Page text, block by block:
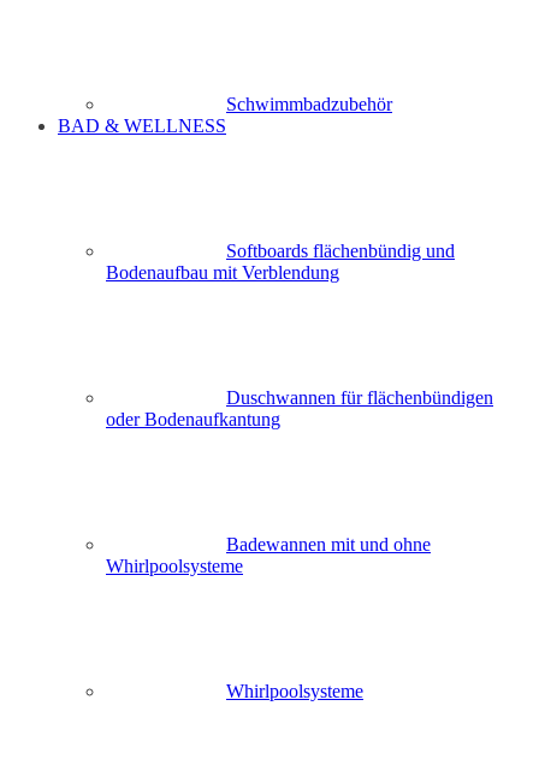
Schwimmbadzubehör
BAD & WELLNESS
Softboards flächenbündig und
Bodenaufbau mit Verblendung
Duschwannen für flächenbündigen
oder Bodenaufkantung
Badewannen mit und ohne
Whirlpoolsysteme
Whirlpoolsysteme